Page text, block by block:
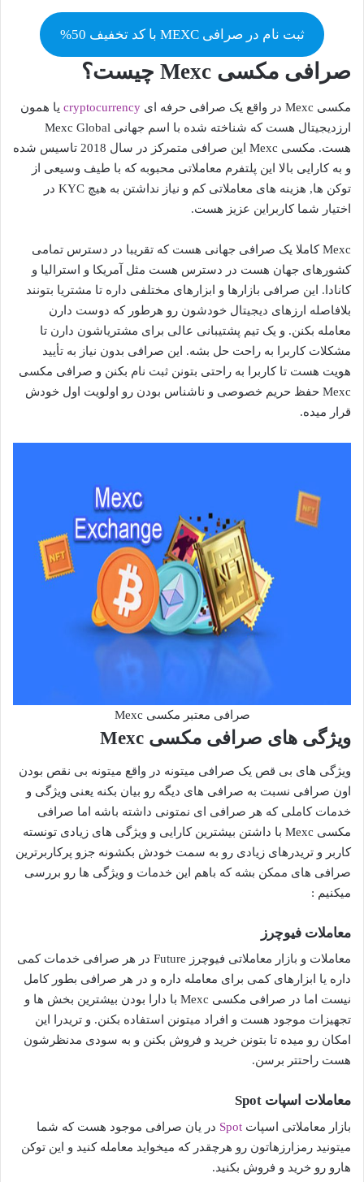
ثبت نام در صرافی MEXC با کد تخفیف 50%
صرافی مکسی Mexc چیست؟
مکسی Mexc در واقع یک صرافی حرفه ای cryptocurrency یا همون
ارزدیجیتال هست که شناخته شده با اسم جهانی Mexc Global
هست. مکسی Mexc این صرافی متمرکز در سال 2018 تاسیس شده
و به کارایی بالا این پلتفرم معاملاتی محبوبه که با طیف وسیعی از
توکن ها, هزینه های معاملاتی کم و نیاز نداشتن به هیچ KYC در
اختیار شما کاربراین عزیز هست.
Mexc کاملا یک صرافی جهانی هست که تقریبا در دسترس تمامی
کشورهای جهان هست در دسترس هست مثل آمریکا و استرالیا و
کانادا. این صرافی بازارها و ابزارهای مختلفی داره تا مشتریا بتونند
بلافاصله ارزهای دیجیتال خودشون رو هرطور که دوست دارن
معامله بکنن. و یک تیم پشتیبانی عالی برای مشتریاشون دارن تا
مشکلات کاربرا به راحت حل بشه. این صرافی بدون نیاز به تأیید
هویت هست تا کاربرا به راحتی بتونن ثبت نام بکنن و صرافی مکسی
Mexc حفظ حریم خصوصی و ناشناس بودن رو اولویت اول خودش
قرار میده.
صرافی معتبر مکسی Mexc
ویژگی های صرافی مکسی Mexc
ویژگی های بی قص یک صرافی میتونه در واقع میتونه بی نقص بودن
اون صرافی نسبت به صرافی های دیگه رو بیان بکنه یعنی ویژگی و
خدمات کاملی که هر صرافی ای نمتونی داشته باشه اما صرافی
مکسی Mexc با داشتن بیشترین کارایی و ویژگی های زیادی تونسته
کاربر و تریدرهای زیادی رو به سمت خودش بکشونه جزو پرکاربرترین
صرافی های ممکن بشه که باهم این خدمات و ویژگی ها رو بررسی
میکنیم :
معاملات فیوچرز
معاملات و بازار معاملاتی فیوچرز Future در هر صرافی خدمات کمی
داره یا ابزارهای کمی برای معامله داره و در هر صرافی بطور کامل
نیست اما در صرافی مکسی Mexc با دارا بودن بیشترین بخش ها و
تجهیزات موجود هست و افراد میتونن استفاده بکنن. و تریدرا این
امکان رو میده تا بتونن خرید و فروش بکنن و به سودی مدنظرشون
هست راحتتر برسن.
معاملات اسپات Spot
بازار معاملاتی اسپات Spot در یان صرافی موجود هست که شما
میتونید رمزارزهاتون رو هرچقدر که میخواید معامله کنید و این توکن
هارو رو خرید و فروش بکنید.